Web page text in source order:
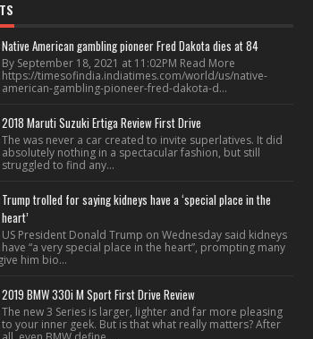
Native American gambling pioneer Fred Dakota dies at 84
By September 18, 2021 at 11:02PM Read More
https://timesofindia.indiatimes.com/world/us/native-
american-gambling-pioneer-fred-dakota-d...
2018 Maruti Suzuki Ertiga Review First Drive
The was never a car created to invite superlatives. It did
absolutely nothing in a spectacular fashion, but still
struggled to find any...
Trump trolled for saying kidneys have a ‘special place in the
heart’
US President Donald Trump on Wednesday said kidneys
have “a very special place in the heart”, prompting many
him bio...
2019 BMW 330i M Sport First Drive Review
The new 3 Series is larger, lighter and far more pleasing
to your inner geek. But is that what really matters? After